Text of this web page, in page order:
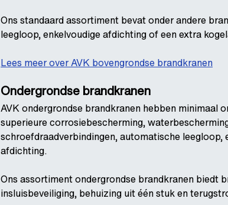
Ons standaard assortiment bevat onder andere
leegloop, enkelvoudige afdichting of een extra
Lees meer over AVK bovengrondse brandkranen
Ondergrondse brandkranen
AVK ondergrondse brandkranen hebben minimaal
superieure corrosiebescherming,
schroefdraadverbindingen, automatische
afdichting.
Ons assortiment ondergrondse brandkranen biedt
insluisbeveiliging, behuizing uit één stuk en